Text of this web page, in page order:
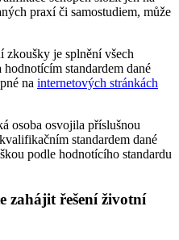
praxí či samostudiem, může
zkoušky je splnění všech
standardem dané
na internetových stránkách
osoba osvojila příslušnou
standardem dané
podle hodnotícího standardu
zahájit řešení životní